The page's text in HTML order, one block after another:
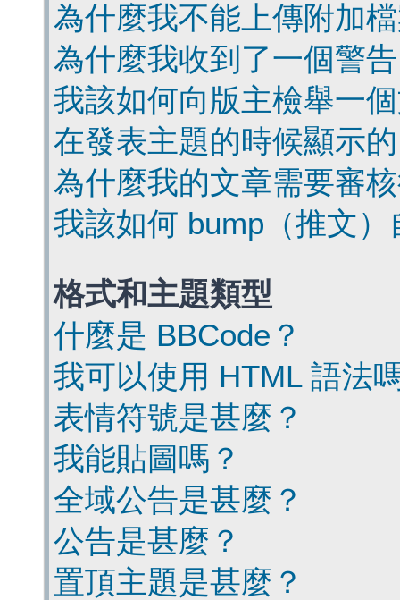
為什麼我不能上傳附加
為什麼我收到了一個警
我該如何向版主檢舉一
在發表主題的時候顯示
為什麼我的文章需要審
我該如何 bump（推文
格式和主題類型
什麼是 BBCode？
我可以使用 HTML 語法
表情符號是甚麼？
我能貼圖嗎？
全域公告是甚麼？
公告是甚麼？
置頂主題是甚麼？